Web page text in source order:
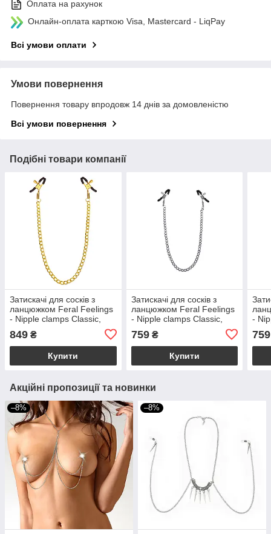
Оплата на рахунок
Онлайн-оплата карткою Visa, Mastercard - LiqPay
Всі умови оплати
Умови повернення
Повернення товару впродовж 14 днів за домовленістю
Всі умови повернення
Подібні товари компанії
Затискачі для сосків з
ланцюжком Feral Feelings
- Nipple clamps Classic,
849 ₴
Купити
Затискачі для сосків з
ланцюжком Feral Feelings
- Nipple clamps Classic,
759₴
Купити
-
759
Акційні пропозиції та новинки
–8% –8%